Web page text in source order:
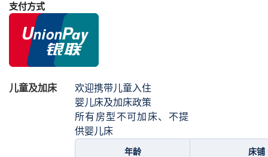
支付方式
儿童及加床
欢迎携带儿童入住
婴儿床及加床政策
所有房型不可加床、不提
供婴儿床
年龄
床铺